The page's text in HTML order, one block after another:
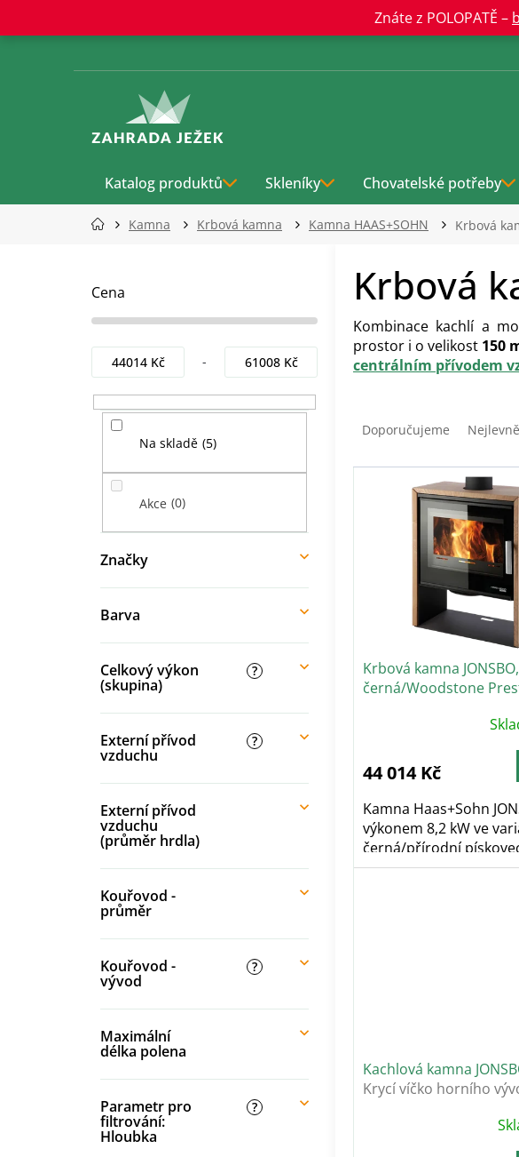
obsah
Znáte z POLOPATĚ –
Katalog produktů Skleníky Chovatelské potřeby
Kamna Krbová kamna Kamna HAAS+SOHN Krbová
Cena
44014Kč 61008Kč
Na skladě 5
Akce 0
Značky
Barva
Celkový výkon
(skupina)
?
Externí přívod
vzduchu
?
Externí přívod
vzduchu
(průměr hrdla)
Kouřovod -
průměr
Kouřovod -
vývod
?
Maximální
délka polena
Parametr pro
filtrování:
Hloubka
?
Krbová
Kombinace kachlí a
prostor i o velikost 150
centrálním přívodem
e
Doporučujeme
Krbová kamna JONSBO,
černá/Woodstone
44 014 Kč
Kamna Haas+Sohn
výkonem 8,2 kW ve
černá/přírodní
Variabilní...
Kachlová kamna
Krycí víčko horního